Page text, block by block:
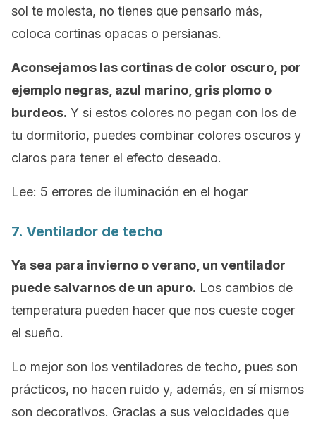
sol te molesta, no tienes que pensarlo más,
coloca cortinas opacas o persianas.
Aconsejamos las cortinas de color oscuro, por
ejemplo negras, azul marino, gris plomo o
burdeos. Y si estos colores no pegan con los de
tu dormitorio, puedes combinar colores oscuros y
claros para tener el efecto deseado.
Lee: 5 errores de iluminación en el hogar
7. Ventilador de techo
Ya sea para invierno o verano, un ventilador
puede salvarnos de un apuro. Los cambios de
temperatura pueden hacer que nos cueste coger
el sueño.
Lo mejor son los ventiladores de techo, pues son
prácticos, no hacen ruido y, además, en sí mismos
son decorativos. Gracias a sus velocidades que